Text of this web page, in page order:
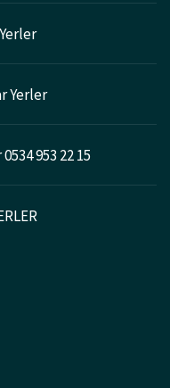
Yerler
953 22 15